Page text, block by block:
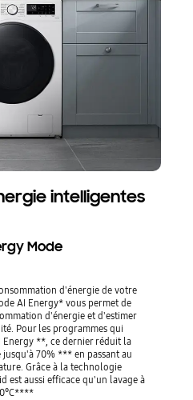
intelligentes
Mode
d'énergie de votre
AI Energy* vous permet de
d'énergie et d'estimer
Pour les programmes qui
**, ce dernier réduit la
70% *** en passant au
Grâce à la technologie
est aussi efficace qu'un lavage à